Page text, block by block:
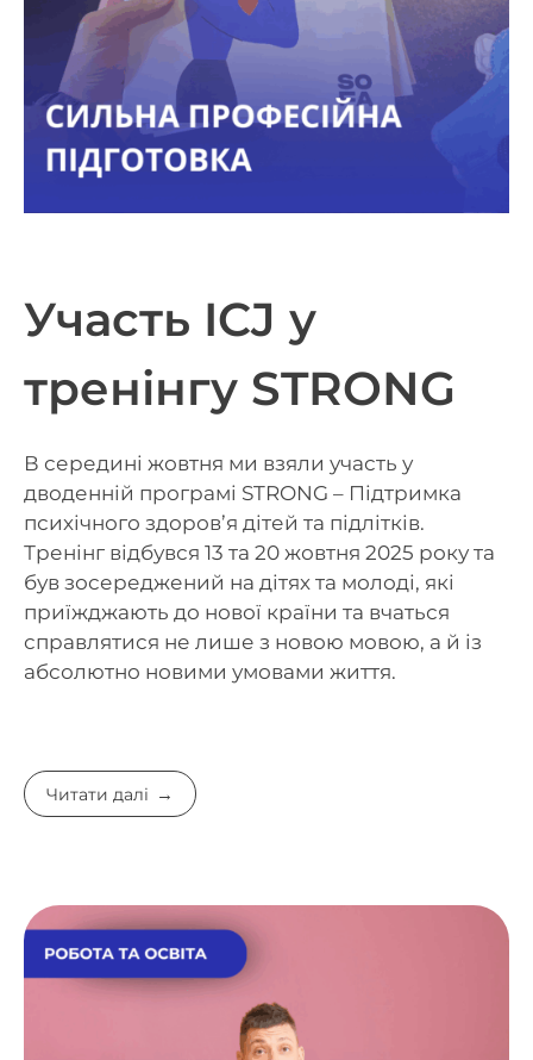
Участь ICJ у
тренінгу STRONG
В середині жовтня ми взяли участь у
дводенній програмі STRONG – Підтримка
психічного здоров’я дітей та підлітків.
Тренінг відбувся 13 та 20 жовтня 2025 року та
був зосереджений на дітях та молоді, які
приїжджають до нової країни та вчаться
справлятися не лише з новою мовою, а й із
абсолютно новими умовами життя.
Читати далі